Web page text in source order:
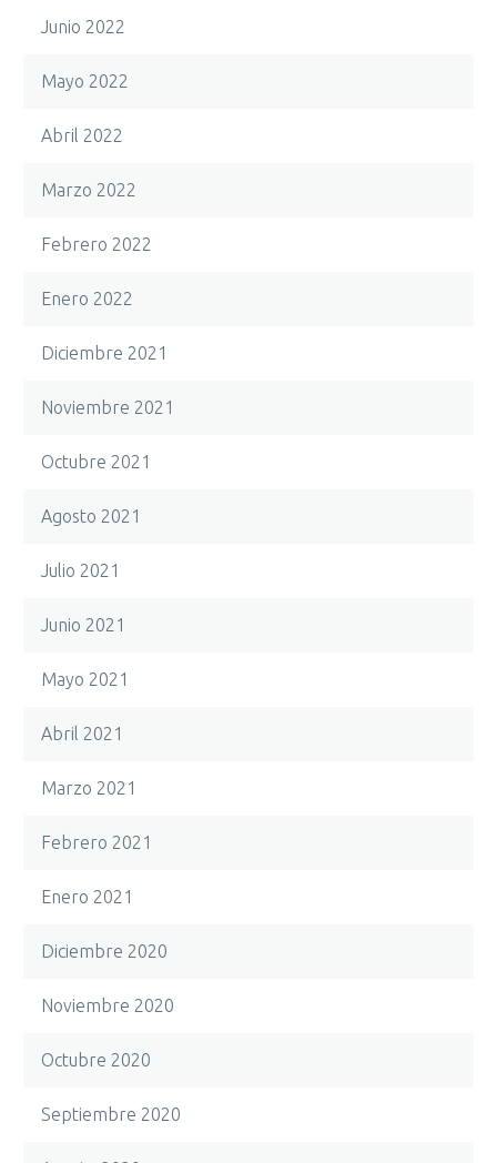
Junio 2022
Mayo 2022
Abril 2022
Marzo 2022
Febrero 2022
Enero 2022
Diciembre 2021
Noviembre 2021
Octubre 2021
Agosto 2021
Julio 2021
Junio 2021
Mayo 2021
Abril 2021
Marzo 2021
Febrero 2021
Enero 2021
Diciembre 2020
Noviembre 2020
Octubre 2020
Septiembre 2020